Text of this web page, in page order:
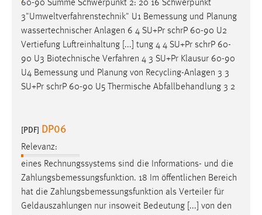
60-90 Summe Schwerpunkt 2: 20 16 Schwerpunkt
3"Umweltverfahrenstechnik" U1 Bemessung und Planung
wassertechnischer Anlagen 6 4 SU+Pr schrP 60-90 U2
Vertiefung Luftreinhaltung [...] tung 4 4 SU+Pr schrP 60-
90 U3 Biotechnische Verfahren 4 3 SU+Pr Klausur 60-90
U4 Bemessung und Planung von Recycling-Anlagen 3 3
SU+Pr schrP 60-90 U5 Thermische Abfallbehandlung 3 2
[PDF] DP06
Relevanz:
eines Rechnungssystems sind die Informations- und die
Zahlungsbemessungsfunktion. 18 Im öffentlichen Bereich
hat die Zahlungsbemessungsfunktion als Verteiler für
Geldauszahlungen nur insoweit Bedeutung [...] von den